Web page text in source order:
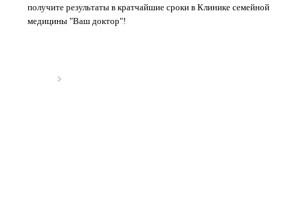
получите результаты в кратчайшие сроки в Клинике семейной
медицины "Ваш доктор"!